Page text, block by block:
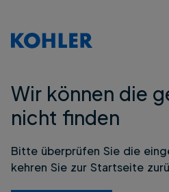
Wir können die
nicht finden
Bitte überprüfen Sie die
kehren Sie zur Startseite